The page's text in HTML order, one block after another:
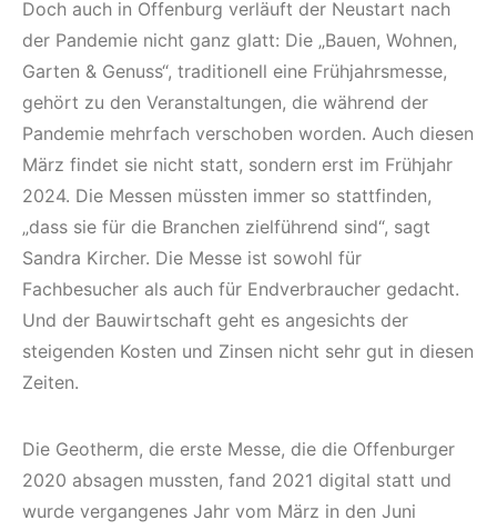
Doch auch in Offenburg verläuft der Neustart nach
der Pandemie nicht ganz glatt: Die „Bauen, Wohnen,
Garten & Genuss“, traditionell eine Frühjahrsmesse,
gehört zu den Veranstaltungen, die während der
Pandemie mehrfach verschoben worden. Auch diesen
März findet sie nicht statt, sondern erst im Frühjahr
2024. Die Messen müssten immer so stattfinden,
„dass sie für die Branchen zielführend sind“, sagt
Sandra Kircher. Die Messe ist sowohl für
Fachbesucher als auch für Endverbraucher gedacht.
Und der Bauwirtschaft geht es angesichts der
steigenden Kosten und Zinsen nicht sehr gut in diesen
Zeiten.
Die Geotherm, die erste Messe, die die Offenburger
2020 absagen mussten, fand 2021 digital statt und
wurde vergangenes Jahr vom März in den Juni